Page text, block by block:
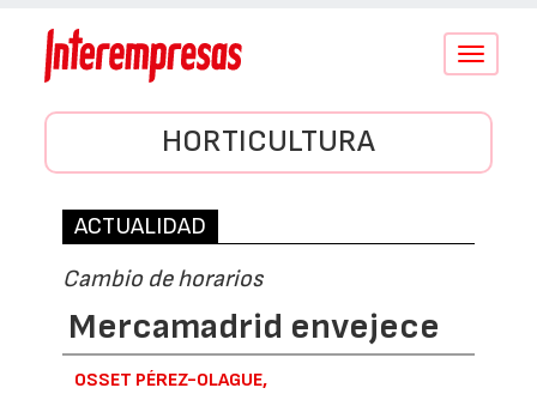
Conmutar
HORTICULTURA
ACTUALIDAD
Cambio de horarios
Mercamadrid envejece
OSSET PÉREZ-OLAGUE,